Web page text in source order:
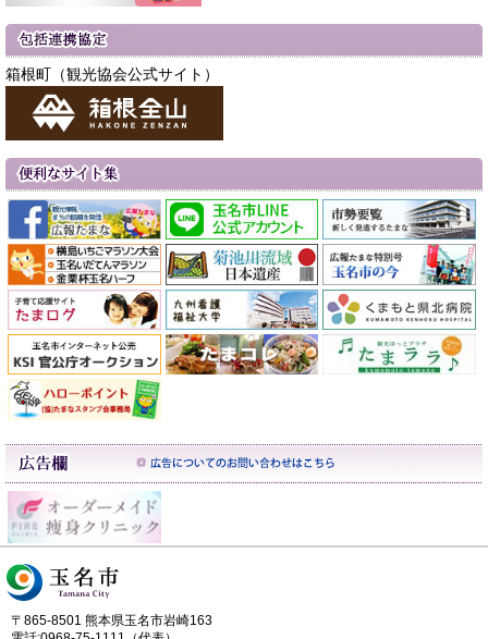
箱根町（観光協会公式サイト）
〒865-8501 熊本県玉名市岩崎163